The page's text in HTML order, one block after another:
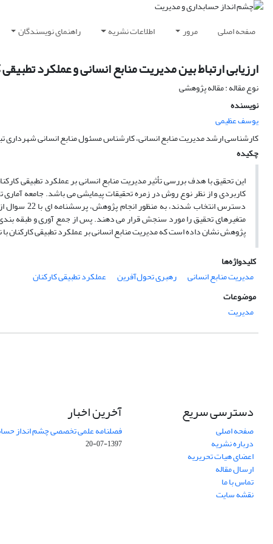
صفحه اصلی مرور اطلاعات نشریه راهنمای نویسندگان
ارزیابی ارتباط بین مدیریت منابع انسانی و عملکرد
نوع مقاله : مقاله پژوهشی
نویسنده
یوسف عظیمی
کارشناسی ارشد مدیریت منابع انسانی، کارشناس مسئول منابع انسانی شهرداری
چکیده
این تحقیق با هدف بررسی تأثیر مدیریت منابع انسانی بر عملکرد تطبیقی
کاربردی و از نظر نوع روش در زمره تحقیقات پیمایشی می باشد. جامعه
دسترس
پژوهش نشان داده است که مدیریت منابع انسانی بر عملکرد تطبیقی کارکنان
کلیدواژه‌ها
مدیریت منابع انسانی
رهبری تحول‌آفرین
عملکرد تطبیقی کارکنان
موضوعات
مدیریت
دسترسی سریع
صفحه اصلی
درباره نشریه
اعضای هیات تحریریه
ارسال مقاله
تماس با ما
نقشه سایت
آخرین اخبار
فصلنامه علمی تخصصی چشم انداز
1397-07-20